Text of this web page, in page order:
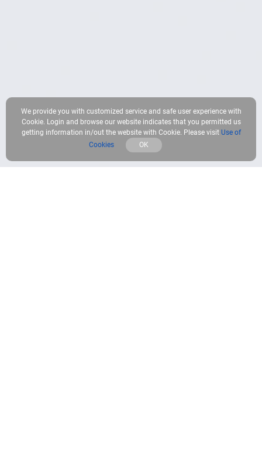
We provide you with customized service and safe user experience with
Cookie. Login and browse our website indicates that you permitted us
getting information in/out the website with Cookie. Please visit Use of
Cookies
OK